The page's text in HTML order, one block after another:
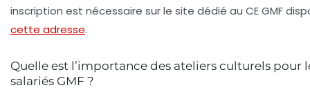
inscription est nécessaire sur le site dédié au CE GMF
cette adresse.
Quelle est l’importance des ateliers culturels pour
salariés GMF ?